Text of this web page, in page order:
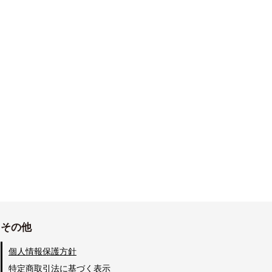
その他
個人情報保護方針
特定商取引法に基づく表示